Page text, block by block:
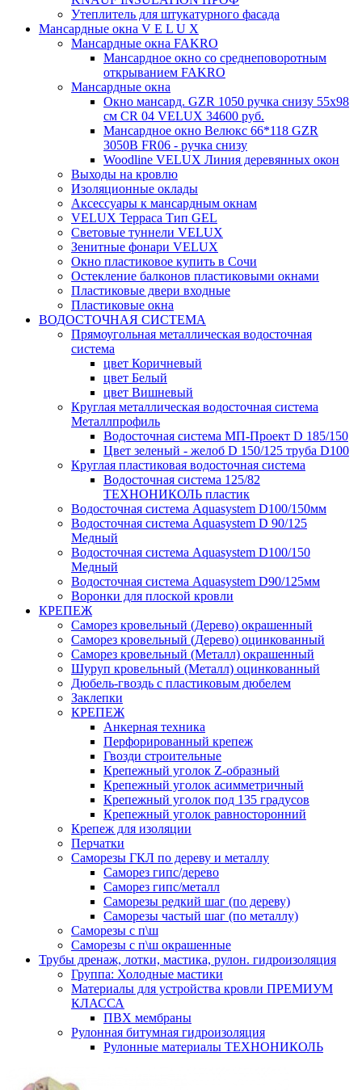
Утеплитель для штукатурного фасада
Мансардные окна V E L U X
Мансардные окна FAKRO
Мансардное окно со среднеповоротным
открыванием FAKRO
Мансардные окна
Окно мансард. GZR 1050 ручка снизу 55х98
см CR 04 VELUX 34600 руб.
Мансардное окно Велюкс 66*118 GZR
3050B FR06 - ручка снизу
Woodline VELUX Линия деревянных окон
Выходы на кровлю
Изоляционные оклады
Аксессуары к мансардным окнам
VELUX Терраса Тип GEL
Световые туннели VELUX
Зенитные фонари VELUX
Окно пластиковое купить в Сочи
Остекление балконов пластиковыми окнами
Пластиковые двери входные
Пластиковые окна
ВОДОСТОЧНАЯ СИСТЕМА
Прямоугольная металлическая водосточная
система
цвет Коричневый
цвет Белый
цвет Вишневый
Круглая металлическая водосточная система
Металлпрофиль
Водосточная система МП-Проект D 185/150
Цвет зеленый - желоб D 150/125 труба D100
Круглая пластиковая водосточная система
Водосточная система 125/82
ТЕХНОНИКОЛЬ пластик
Водосточная система Aquasystem D100/150мм
Водосточная система Aquasystem D 90/125
Медный
Водосточная система Aquasystem D100/150
Медный
Водосточная система Aquasystem D90/125мм
Воронки для плоской кровли
КРЕПЕЖ
Саморез кровельный (Дерево) окрашенный
Саморез кровельный (Дерево) оцинкованный
Саморез кровельный (Металл) окрашенный
Шуруп кровельный (Металл) оцинкованный
Дюбель-гвоздь с пластиковым дюбелем
Заклепки
КРЕПЕЖ
Анкерная техника
Перфорированный крепеж
Гвозди строительные
Крепежный уголок Z-образный
Крепежный уголок асимметричный
Крепежный уголок под 135 градусов
Крепежный уголок равносторонний
Крепеж для изоляции
Перчатки
Саморезы ГКЛ по дереву и металлу
Саморез гипс/дерево
Саморез гипс/металл
Саморезы редкий шаг (по дереву)
Саморезы частый шаг (по металлу)
Саморезы с п\ш
Саморезы с п\ш окрашенные
Трубы дренаж, лотки, мастика, рулон. гидроизоляция
Группа: Холодные мастики
Материалы для устройства кровли ПРЕМИУМ
КЛАССА
ПВХ мембраны
Рулонная битумная гидроизоляция
Рулонные материалы ТЕХНОНИКОЛЬ